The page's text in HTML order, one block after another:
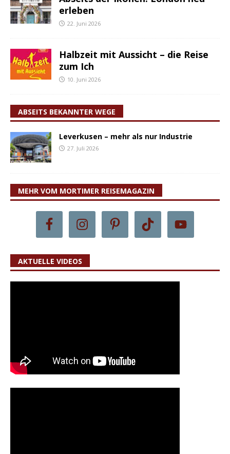
erleben
22. Juni 2026
Halbzeit mit Aussicht – die Reise
zum Ich
10. Juni 2026
ABSEITS BEKANNTER WEGE
Leverkusen – mehr als nur Industrie
27. Juli 2026
MEHR VOM MORTIMER REISEMAGAZIN
AKTUELLE VIDEOS